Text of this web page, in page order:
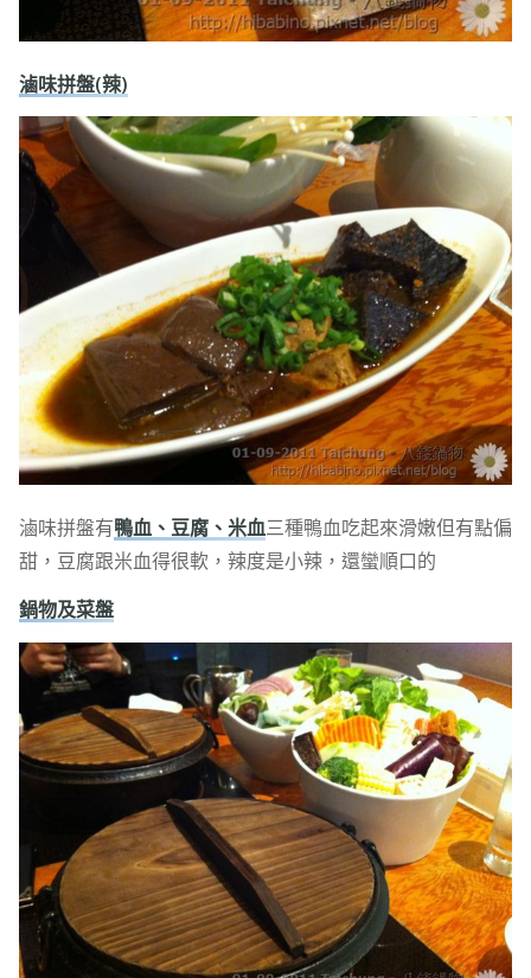
滷味拼盤(辣)
滷味拼盤有鴨血、豆腐、米血三種鴨血吃起來滑嫩但有點偏
甜，豆腐跟米血得很軟，辣度是小辣，還蠻順口的
鍋物及菜盤